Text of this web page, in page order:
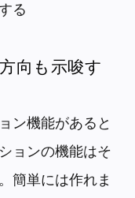
る
向も示唆す
ン機能があると
ョンの機能はそ
簡単には作れま